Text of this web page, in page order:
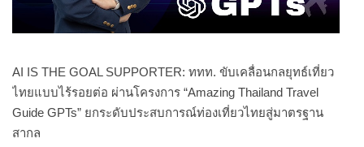
AI IS THE GOAL SUPPORTER: ททท. ขับเคลื่อนกลยุทธ์เที่ยว
ไทยแบบไร้รอยต่อ ผ่านโครงการ “Amazing Thailand Travel
Guide GPTs” ยกระดับประสบการณ์ท่องเที่ยวไทยสู่มาตรฐาน
สากล